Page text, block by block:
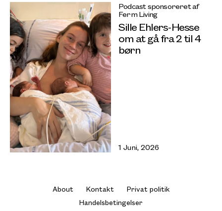
Podcast sponsoreret af
Ferm Living
Sille Ehlers-Hesse
om at gå fra 2 til 4
børn
1 Juni, 2026
About Kontakt
Privat politik
Handelsbetingelser